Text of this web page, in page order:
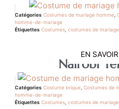
Catégories Costumes de mariage homme
homme-de-mariage
Étiquettes Costumes costumes de
Nairobi
EN
Catégories Costume brique Costumes de
homme-de-mariage
Étiquettes Costumes costumes de